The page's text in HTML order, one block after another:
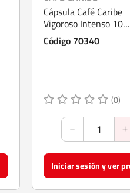
Cápsula Café Caribe
Vigoroso Intenso 10
Unidades
Código 70340
(0)